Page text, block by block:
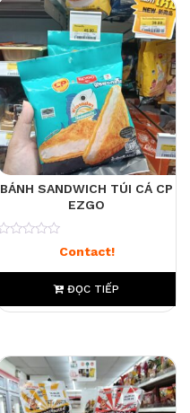
BÁNH SANDWICH TÚI CÁ CP
EZGO
Contact!
ĐỌC TIẾP